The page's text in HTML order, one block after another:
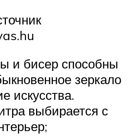
и бисер способны
зеркало
искусства.
выбирается с